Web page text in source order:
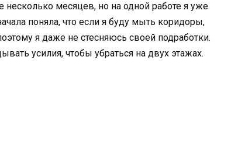
месяцев, но на одной работе я уже
поняла, что если я буду мыть коридоры,
я даже не стесняюсь своей подработки.
усилия, чтобы убраться на двух этажах.